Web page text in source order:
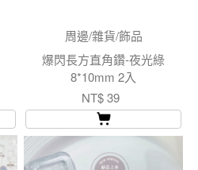
周邊/雜貨/飾品
爆閃長方直角鑽-夜光綠
8*10mm 2入
NT$ 39